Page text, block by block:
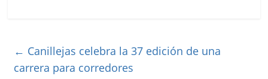
← Canillejas celebra la 37 edición de una
carrera para corredores